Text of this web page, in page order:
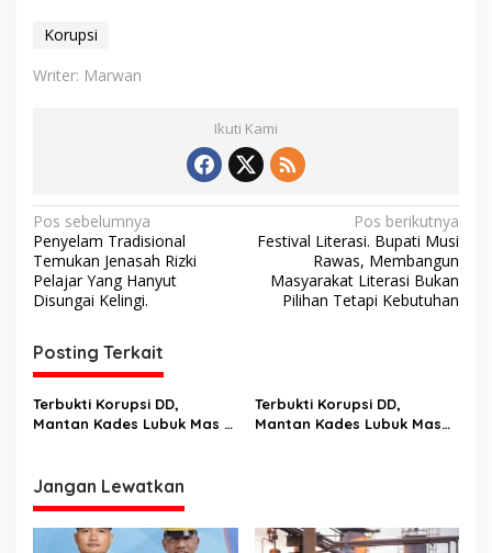
Korupsi
Writer: Marwan
Ikuti Kami
N
a
v
i
g
a
s
i
p
o
s
Pos sebelumnya
Penyelam Tradisional
Temukan Jenasah Rizki
Pelajar Yang Hanyut
Disungai Kelingi.
Pos berikutnya
Festival Literasi. Bupati Musi
Rawas, Membangun
Masyarakat Literasi Bukan
Pilihan Tetapi Kebutuhan
Posting Terkait
Terbukti Korupsi DD,
Mantan Kades Lubuk Mas Di
Terbukti Korupsi DD,
Mantan Kades Lubuk Mas
Jangan Lewatkan